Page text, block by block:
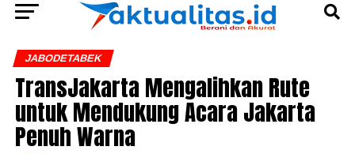
JABODETABEK
TransJakarta Mengalihkan Rute
untuk Mendukung Acara Jakarta
Penuh Warna